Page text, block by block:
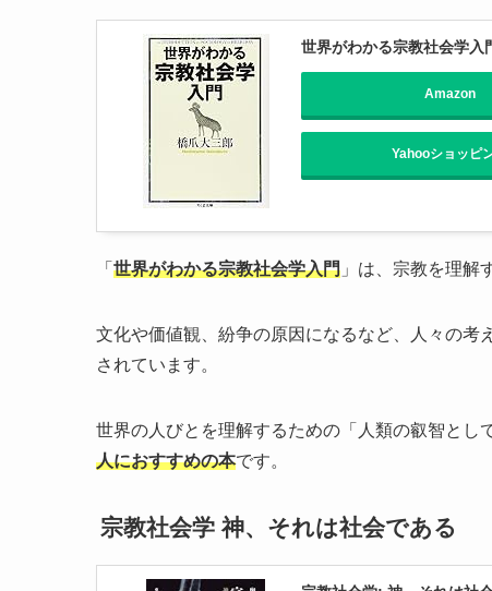
世界がわかる宗教社会学入
Amazon
Yahooショッピ
「 世界がわかる宗教社会学入門 」は、宗教を理解
文化や価値観、紛争の原因になるなど、人々の考
されています。
世界の人びとを理解するための「人類の叡智とし
人におすすめの本です。
宗教社会学 神、それは社会である